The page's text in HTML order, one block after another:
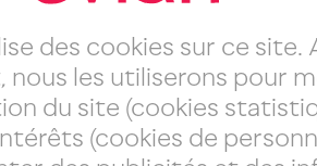
et ouvrez les fenêtres le soir ou
le sein ou le biberon en
des cookies sur ce site.
les utiliserons pour
du site (cookies
(cookies de